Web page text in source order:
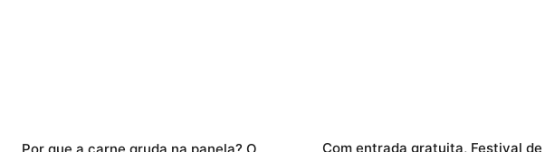
Por que a carne gruda na panela? O Com entrada gratuita, Festival de